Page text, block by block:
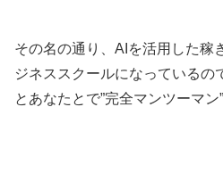
その名の通り、AIを活用した稼
ジネススクールになっているの
とあなたとで”完全マンツーマン